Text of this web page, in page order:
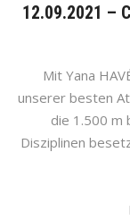
12.09.2021 –
Mit Yana
unserer besten
die 1.500 m
Disziplinen